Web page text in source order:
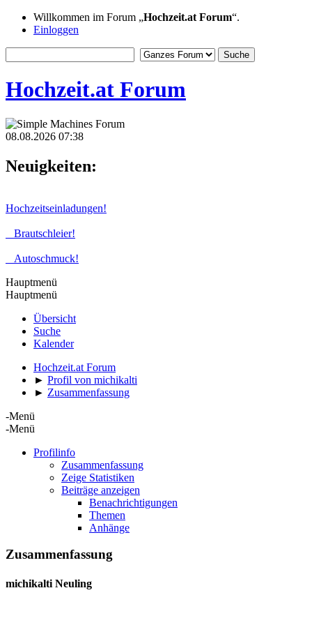
Willkommen im Forum „Hochzeit.at Forum“.
Einloggen
Hochzeit.at Forum
08.08.2026 07:38
Neuigkeiten:
Hochzeitseinladungen!
Brautschleier!
Autoschmuck!
Hauptmenü
Hauptmenü
Übersicht
Suche
Kalender
Hochzeit.at Forum
► Profil von michikalti
► Zusammenfassung
-Menü
-Menü
Profilinfo
Zusammenfassung
Zeige Statistiken
Beiträge anzeigen
Benachrichtigungen
Themen
Anhänge
Zusammenfassung
michikalti Neuling